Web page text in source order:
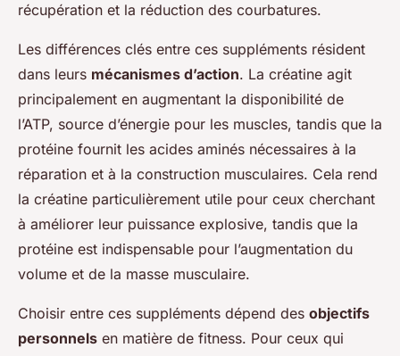
récupération et la réduction des courbatures.
Les différences clés entre ces suppléments résident
dans leurs mécanismes d’action. La créatine agit
principalement en augmentant la disponibilité de
l’ATP, source d’énergie pour les muscles, tandis que la
protéine fournit les acides aminés nécessaires à la
réparation et à la construction musculaires. Cela rend
la créatine particulièrement utile pour ceux cherchant
à améliorer leur puissance explosive, tandis que la
protéine est indispensable pour l’augmentation du
volume et de la masse musculaire.
Choisir entre ces suppléments dépend des objectifs
personnels en matière de fitness. Pour ceux qui